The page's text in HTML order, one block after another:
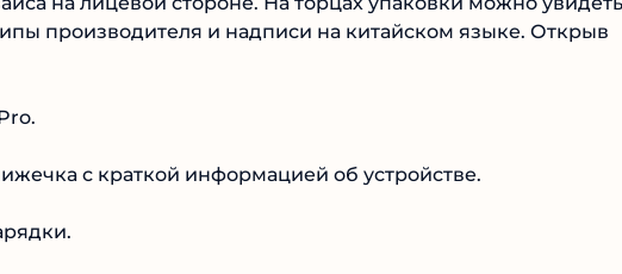
производителя и надписи на китайском языке. Открыв
с краткой информацией об устройстве.